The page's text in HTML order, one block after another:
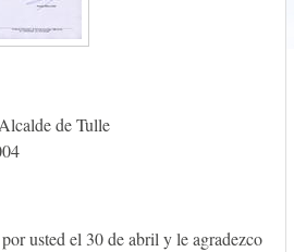
de Tulle
usted el 30 de abril y le agradezco